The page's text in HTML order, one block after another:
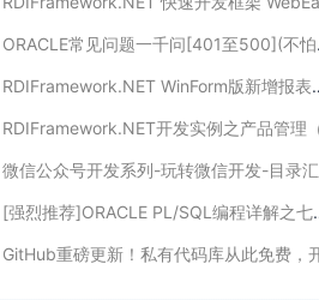
ORACLE常见问题一千问[401至500](不怕学不成、就怕心不诚！)
RDIFramework.NET WinForm版新增报表管理功能模块
RDIFramework.NET开发实例之产品管理（WebForm版
微信公众号开发系列-玩转微信开发-目录
[强烈推荐]ORACLE PL/SQL编程详解之七：程序包的创建与应用(聪明在于学习，天才在于积累！)
GitHub重磅更新！私有代码库从此免费，开发者齐夸微软送福